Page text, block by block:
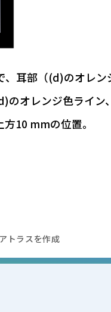
、耳部（(d)のオレ
のオレンジ色ライ
10 mmの位置。
トラスを作成